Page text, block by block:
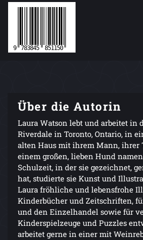
Über die Autorin
Laura Watson lebt und arbeitet in
Riverdale in Toronto, Ontario, in
alten Haus mit ihrem Mann, ihrer
einem großen, lieben Hund
Schulzeit, in der sie gezeichnet,
hat, studierte sie Kunst und
Laura fröhliche und lebensfrohe
Kinderbücher und Zeitschriften,
und den Einzelhandel sowie für
Kinderspielzeuge und Puzzles
arbeitet gerne in einer mit